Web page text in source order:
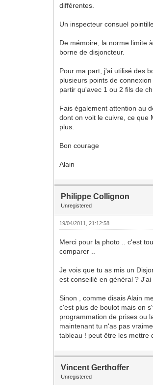
différentes.
Un inspecteur consuel
De mémoire, la norme limite
borne de disjoncteur.
Pour ma part, j'ai utilisé des
plusieurs points de
partir qu'avec 1 ou 2 fils de
Fais également attention au
dont on voit le cuivre, ce que
plus.
Bon courage
Alain
Philippe Collignon
Unregistered
19/04/2011, 21:12:58
Merci pour la photo .. c'est
comparer ..
Je vois que tu as mis un
est conseillé en général ? J'ai
Sinon , comme disais Alain
c'est plus de boulot mais on
programmation de prises ou
maintenant tu n'as pas
tableau ! peut être les mettre
Vincent Gerthoffer
Unregistered